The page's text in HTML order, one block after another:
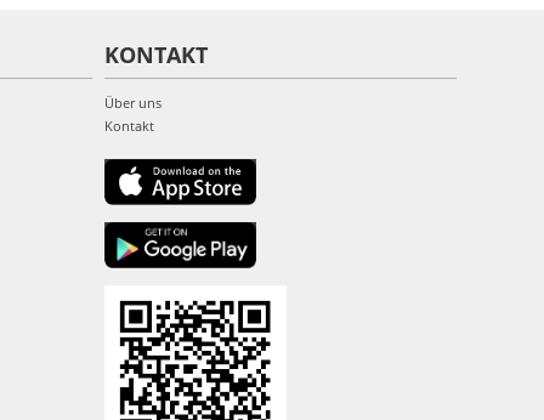
KONTAKT
Über uns
Kontakt